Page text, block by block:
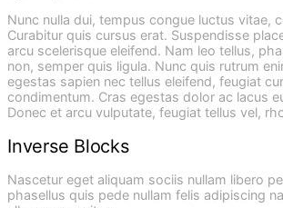
Nunc nulla dui, tempus congue luctus vitae,
Curabitur quis cursus erat. Suspendisse
arcu scelerisque eleifend. Nam leo tellus,
non, semper quis ligula. Nunc quis rutrum
egestas sapien nec tellus eleifend, feugiat
condimentum. Cras egestas dolor ac lacus
Donec et arcu vulputate, feugiat tellus vel,
Inverse Blocks
Nascetur eget aliquam sociis nullam libero
phasellus quis pede nullam felis adipiscing